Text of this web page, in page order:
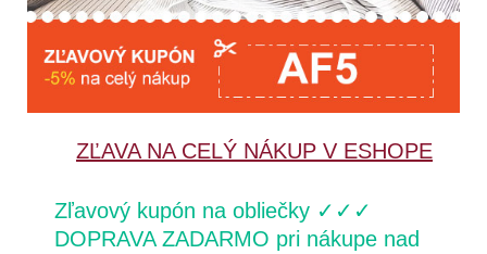
ZĽAVA NA CELÝ NÁKUP V ESHOPE
Zľavový kupón na obliečky ✓✓✓
DOPRAVA ZADARMO pri nákupe nad